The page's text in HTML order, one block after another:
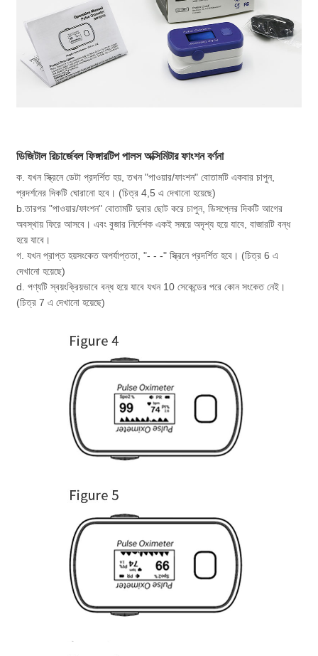
ডিজিটাল রিচার্জেবল ফিঙ্গারটিপ পালস অক্সিমিটার ফাংশন বর্ণনা
ক. যখন স্ক্রিনে ডেটা প্রদর্শিত হয়, তখন "পাওয়ার/ফাংশন" বোতামটি একবার চাপুন,
প্রদর্শনের দিকটি ঘোরানো হবে। (চিত্র 4,5 এ দেখানো হয়েছে)
b.তারপর "পাওয়ার/ফাংশন" বোতামটি দুবার ছোট করে চাপুন, ডিসপ্লের দিকটি আগের
অবস্থায় ফিরে আসবে। এবং বুজার নির্দেশক একই সময়ে অদৃশ্য হয়ে যাবে, বাজারটি বন্ধ
হয়ে যাবে।
গ. যখন প্রাপ্ত হয়সংকেত অপর্যাপ্ততা, "- - -" স্ক্রিনে প্রদর্শিত হবে। (চিত্র 6 এ
দেখানো হয়েছে)
d. পণ্যটি স্বয়ংক্রিয়ভাবে বন্ধ হয়ে যাবে যখন 10 সেকেন্ডের পরে কোন সংকেত নেই।
(চিত্র 7 এ দেখানো হয়েছে)